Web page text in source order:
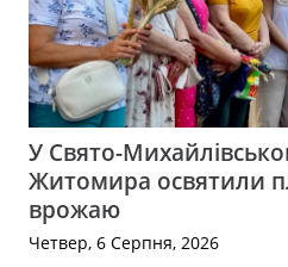
У Свято-
Житомира освятили
врожаю
Четвер, 6 Серпня, 2026